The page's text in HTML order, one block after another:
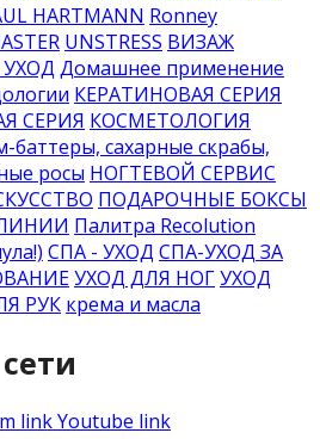
HARTMANN Ronney
UNSTRESS ВИЗАЖ
Домашнее применение
КЕРАТИНОВАЯ СЕРИЯ
СЕРИЯ КОСМЕТОЛОГИЯ
баттеры, сахарные скрабы,
росы НОГТЕВОЙ СЕРВИС
ПОДАРОЧНЫЕ БОКСЫ
Палитра Recolution
СПА - УХОД СПА-УХОД ЗА
УХОД ДЛЯ НОГУХОД
РУК крема и масла
linkYoutube link